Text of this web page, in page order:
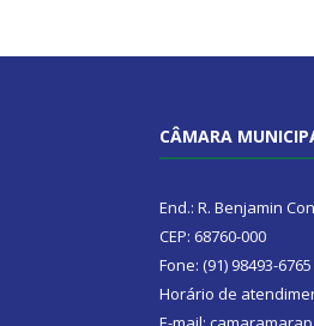
CÂMARA
End.: R. Benjamin
CEP: 68760-000
Fone: (91) 98493-6765
Horário de